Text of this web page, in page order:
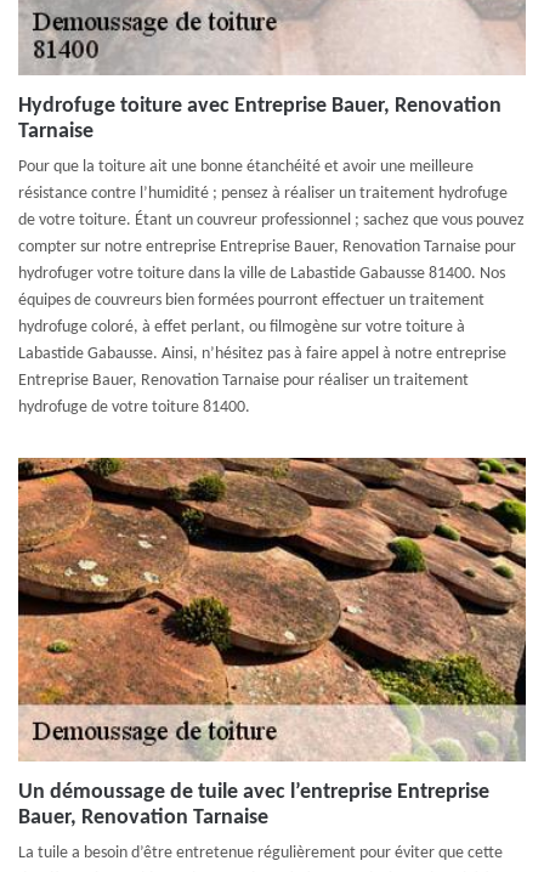
Hydrofuge toiture avec Entreprise Bauer, Renovation
Tarnaise
Pour que la toiture ait une bonne étanchéité et avoir une meilleure
résistance contre l’humidité ; pensez à réaliser un traitement hydrofuge
de votre toiture. Étant un couvreur professionnel ; sachez que vous pouvez
compter sur notre entreprise Entreprise Bauer, Renovation Tarnaise pour
hydrofuger votre toiture dans la ville de Labastide Gabausse 81400. Nos
équipes de couvreurs bien formées pourront effectuer un traitement
hydrofuge coloré, à effet perlant, ou filmogène sur votre toiture à
Labastide Gabausse. Ainsi, n’hésitez pas à faire appel à notre entreprise
Entreprise Bauer, Renovation Tarnaise pour réaliser un traitement
hydrofuge de votre toiture 81400.
Un démoussage de tuile avec l’entreprise Entreprise
Bauer, Renovation Tarnaise
La tuile a besoin d’être entretenue régulièrement pour éviter que cette